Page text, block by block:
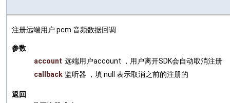
注册远端用户 pcm 音频数据回调
参数
account 远端用户account ，用户离开SDK会自动取消注册
callback 监听器 ，填 null 表示取消之前的注册的
返回